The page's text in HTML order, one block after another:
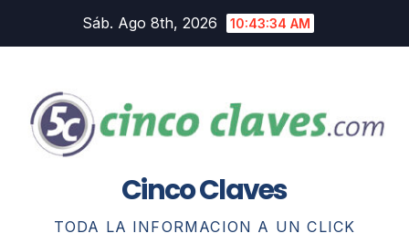
Sáb. Ago 8th, 2026 10:43:35 AM
Cinco Claves
TODA LA INFORMACION A UN CLICK